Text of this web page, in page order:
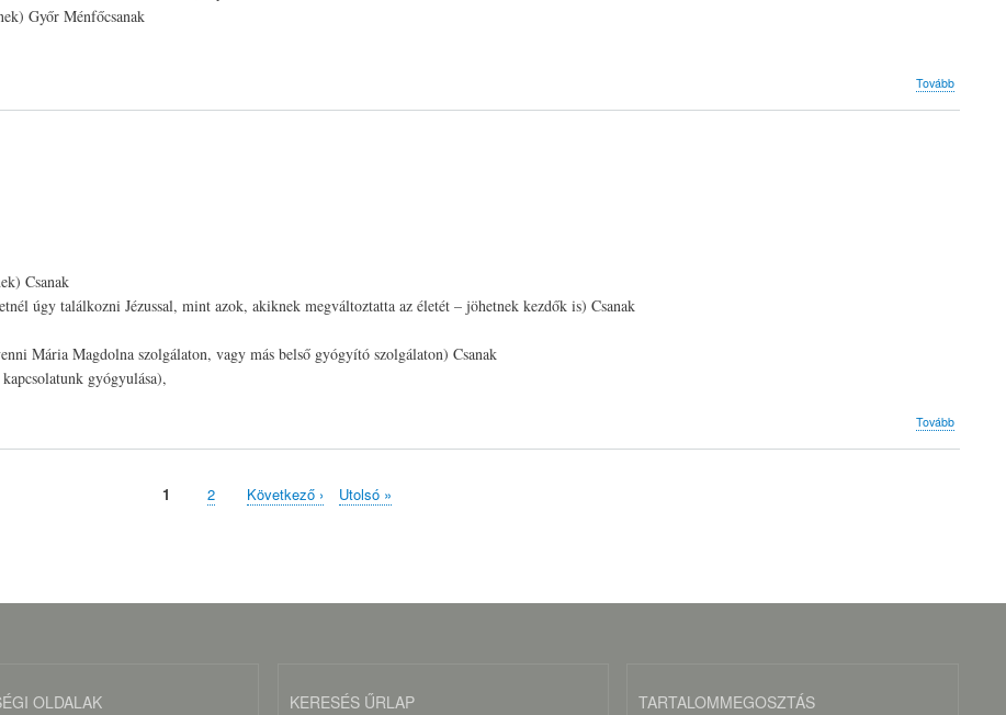
Győr Ménfőcsanak
Tovább(Kurzusok
Csanak
úgy találkozni Jézussal, mint azok, akiknek megváltoztatta az életét – jöhetnek kezdők is) Csanak
Mária Magdolna szolgálaton, vagy más belső gyógyító szolgálaton) Csanak
gyógyulása),
Tovább(Kurzusok
Page
1 Page
2
Következő
Következő ›
Utolsó
Utolsó »
OLDALAK KERESÉS ŰRLAP TARTALOMMEGOSZTÁS